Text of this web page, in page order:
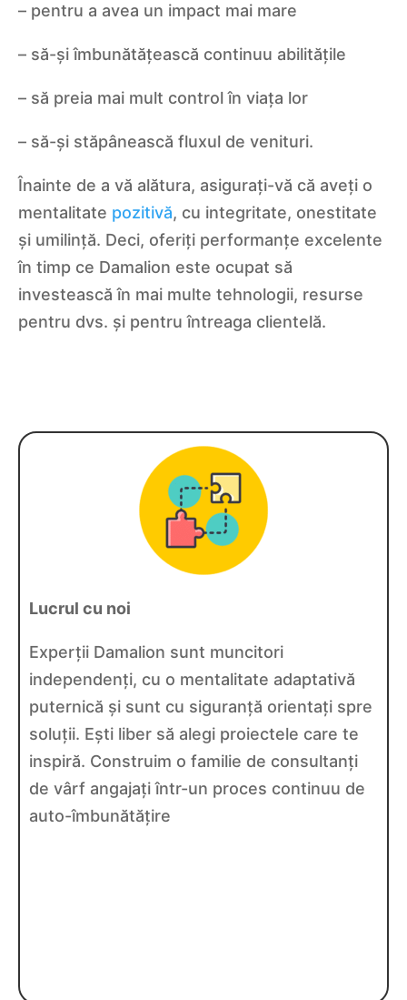
– pentru a avea un impact mai mare
– să-și îmbunătățească continuu abilitățile
– să preia mai mult control în viața lor
– să-și stăpânească fluxul de venituri.
Înainte de a vă alătura, asigurați-vă că aveți o
mentalitate pozitivă, cu integritate, onestitate
și umilință. Deci, oferiți performanțe excelente
în timp ce Damalion este ocupat să
investească în mai multe tehnologii, resurse
pentru dvs. și pentru întreaga clientelă.
Lucrul cu noi
Experții Damalion sunt muncitori
independenți, cu o mentalitate adaptativă
puternică și sunt cu siguranță orientați spre
soluții. Ești liber să alegi proiectele care te
inspiră. Construim o familie de consultanți
de vârf angajați într-un proces continuu de
auto-îmbunătățire